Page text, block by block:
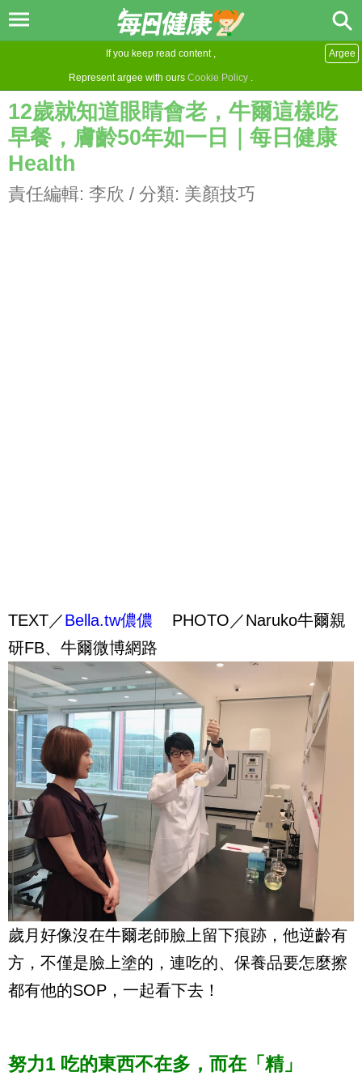
If you keep read content ,
Represent argee with ours Cookie Policy .
Argee
12歲就知道眼睛會老，牛爾這樣吃
早餐，膚齡50年如一日｜每日健康
Health
責任編輯: 李欣 / 分類: 美顏技巧
TEXT／Bella.tw儂儂 PHOTO／Naruko牛爾親
研FB、牛爾微博網路
歲月好像沒在牛爾老師臉上留下痕跡，他逆齡有
方，不僅是臉上塗的，連吃的、保養品要怎麼擦
都有他的SOP，一起看下去！
努力1 吃的東西不在多，而在「精」